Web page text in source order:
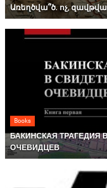
Առեղծվա՞ծ. ոչ,
Books
БАКИНСКАЯ ТРАГЕДИЯ
ОЧЕВИДЦЕВ